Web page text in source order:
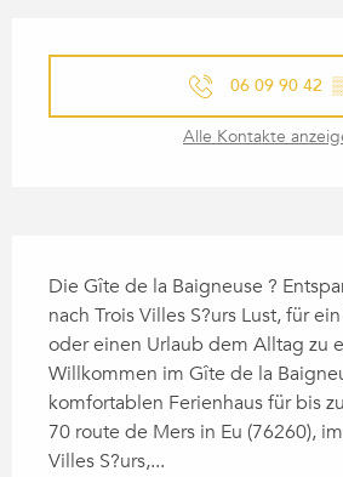
06 09 90 42
Alle Kontakte
Die Gîte de la Baigneuse ?
nach Trois Villes S?urs Lust, für
oder einen Urlaub dem Alltag zu
Willkommen im Gîte de la
komfortablen Ferienhaus für bis
70 route de Mers in Eu (76260),
Villes S?urs,...